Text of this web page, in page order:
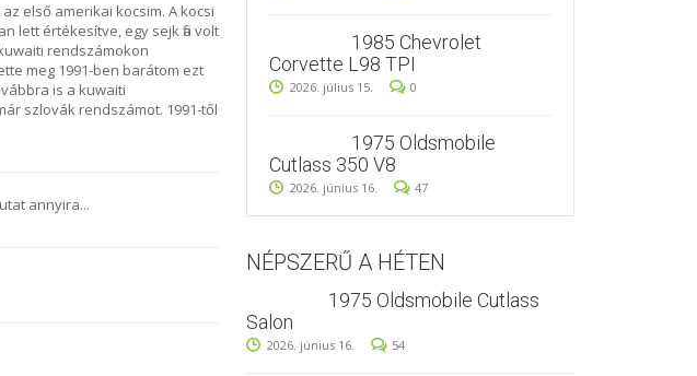
első amerikai kocsim. A kocsi
lett értékesítve, egy sejk fia volt
rendszámokon
meg 1991-ben barátom ezt
is a kuwaiti
szlovák rendszámot. 1991-től
annyira...
1985 Chevrolet
Corvette L98 TPI
2026. július 15. 0
1975 Oldsmobile
Cutlass 350 V8
2026. június 16. 47
NÉPSZERŰ A HÉTEN
1975 Oldsmobile Cutlass
Salon
2026. június 16. 54